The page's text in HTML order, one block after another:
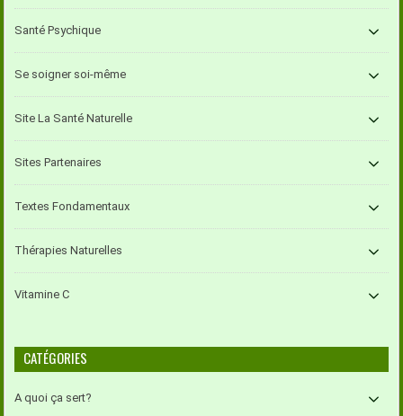
Santé Psychique
Se soigner soi-même
Site La Santé Naturelle
Sites Partenaires
Textes Fondamentaux
Thérapies Naturelles
Vitamine C
CATÉGORIES
A quoi ça sert?